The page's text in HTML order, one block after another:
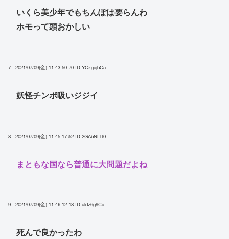
いくら美少年でもちんぽは要らんわ
ホモって頭おかしい
7 : 2021/07/09(金) 11:43:50.70 ID:YQzgajbQa
妖怪チンポ吸いジジイ
8 : 2021/07/09(金) 11:45:17.52 ID:2GAbNtTt0
まともな国なら普通に大問題だよね
9 : 2021/07/09(金) 11:46:12.18 ID:uldz6g9Ca
死んで良かったわ